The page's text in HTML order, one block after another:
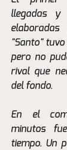
llegadas y
"Santo"
pero no
rival que
del fondo.
En el
minutos
tiempo. Un